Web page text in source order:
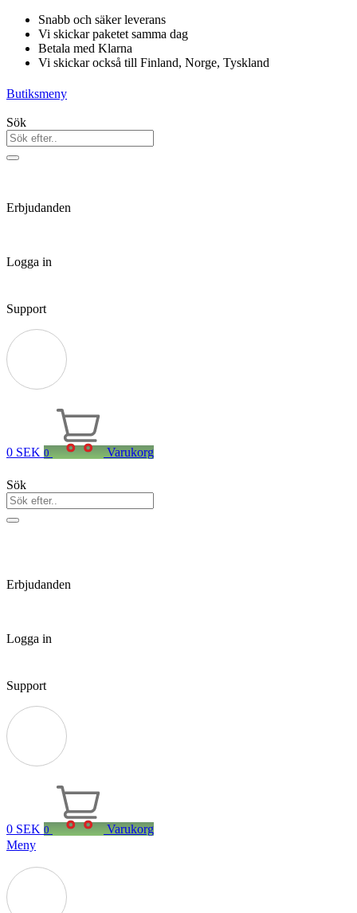
Hoppa
innehåll
Snabb och säker leverans
Vi skickar paketet samma dag
Betala med Klarna
Vi skickar också till Finland, Norge, Tyskland
Butiksmeny
Sök
Erbjudanden
Logga in
Support
0 SEK 0 Varukorg
Sök
Erbjudanden
Logga in
Support
0 SEK 0
Varukorg
Meny